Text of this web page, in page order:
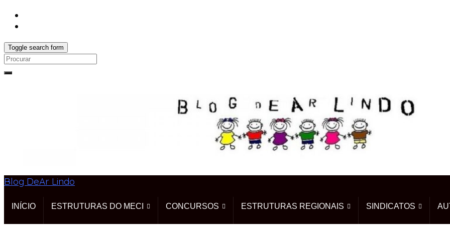
Toggle search form
Search
Blog DeAr Lindo
INÍCIO ESTRUTURAS DO MECI CONCURSOS ESTRUTURAS REGIONAIS SINDICATOS